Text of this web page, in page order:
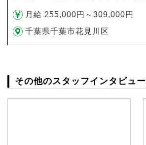
月給 255,000円～309,000円
千葉県千葉市花見川区
その他のスタッフインタビュー